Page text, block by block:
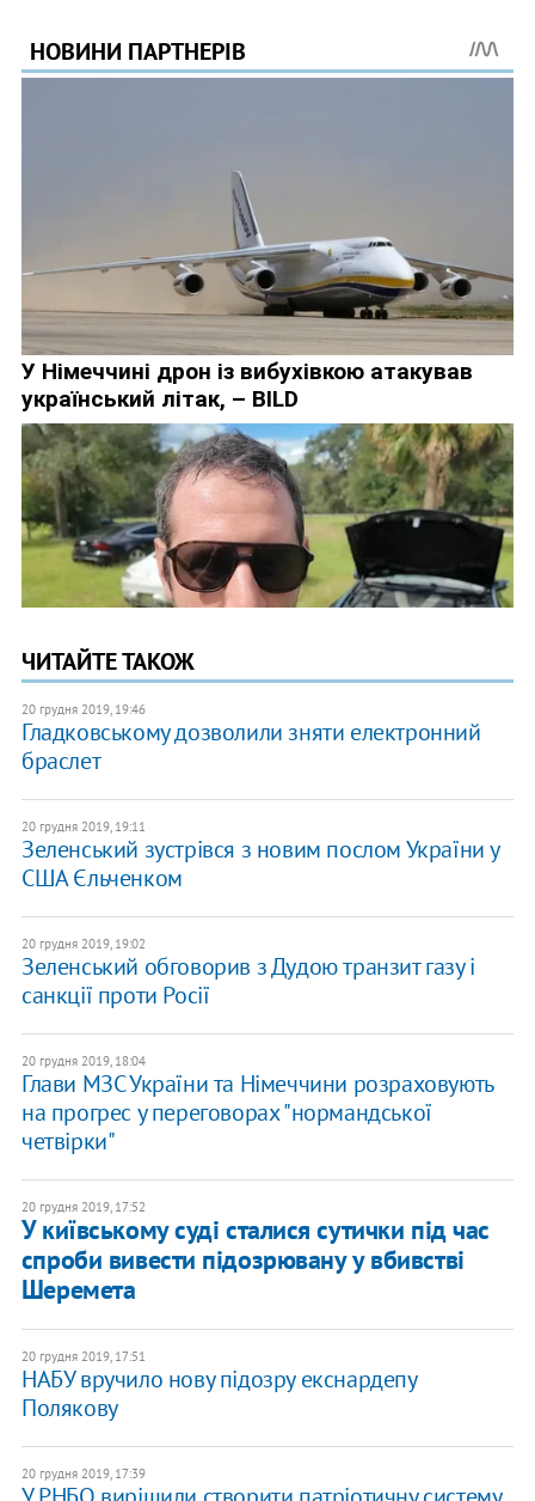
ЧИТАЙТЕ ТАКОЖ
20 грудня 2019, 19:46
Гладковському дозволили зняти електронний
браслет
20 грудня 2019, 19:11
Зеленський зустрівся з новим послом України у
США Єльченком
20 грудня 2019, 19:02
Зеленський обговорив з Дудою транзит газу і
санкції проти Росії
20 грудня 2019, 18:04
Глави МЗС України та Німеччини розраховують
на прогрес у переговорах "нормандської
четвірки"
20 грудня 2019, 17:52
У київському суді сталися сутички під час
спроби вивести підозрювану у вбивстві
Шеремета
20 грудня 2019, 17:51
НАБУ вручило нову підозру екснардепу
Полякову
20 грудня 2019, 17:39